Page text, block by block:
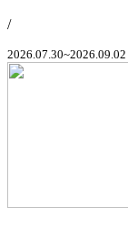
/
2026.07.30~2026.09.02